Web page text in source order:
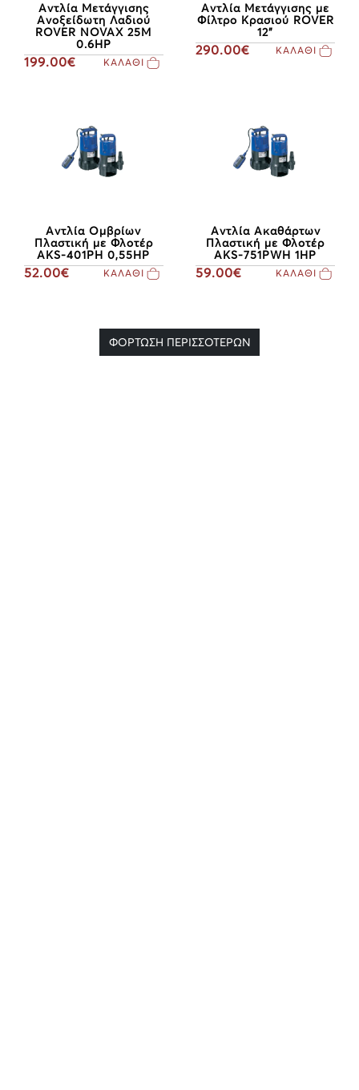
Αντλία Μετάγγισης
Aνοξείδωτη Λαδιού
ROVER NOVAX 25M
0.6HP
199.00€ ΚΑΛΑΘΙ
Αντλία Μετάγγισης με
Φίλτρο Κρασιού ROVER
12"
290.00€ ΚΑΛΑΘΙ
Αντλία Ομβρίων
Πλαστική με Φλοτέρ
AKS-401PH 0,55HP
52.00€ ΚΑΛΑΘΙ
Αντλία Ακαθάρτων
Πλαστική με Φλοτέρ
AKS-751PWH 1HP
59.00€ ΚΑΛΑΘΙ
ΦΟΡΤΩΣΗ ΠΕΡΙΣΣΟΤΕΡΩΝ